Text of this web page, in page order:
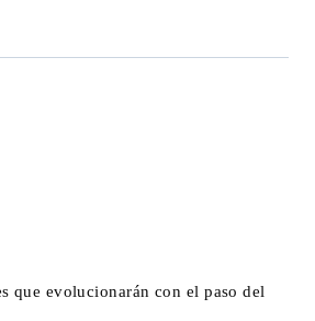
que evolucionarán con el paso del